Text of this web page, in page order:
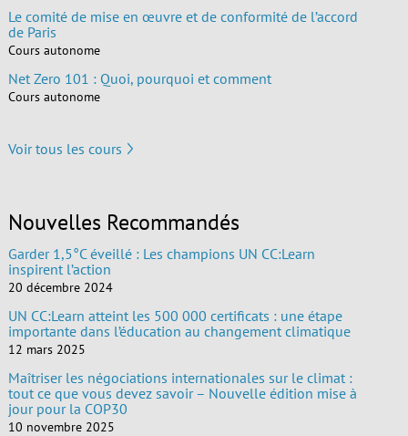
Le comité de mise en œuvre et de conformité de l’accord
de Paris
Cours autonome
Net Zero 101 : Quoi, pourquoi et comment
Cours autonome
Voir tous les cours
Nouvelles Recommandés
Garder 1,5°C éveillé : Les champions UN CC:Learn
inspirent l’action
20 décembre 2024
UN CC:Learn atteint les 500 000 certificats : une étape
importante dans l’éducation au changement climatique
12 mars 2025
Maîtriser les négociations internationales sur le climat :
tout ce que vous devez savoir – Nouvelle édition mise à
jour pour la COP30
10 novembre 2025